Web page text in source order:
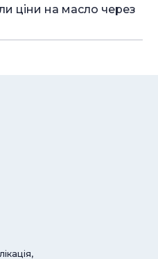
ціни на масло через